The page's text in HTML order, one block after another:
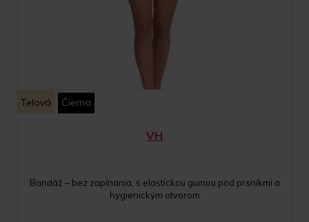
Telová Čierna
VH
Bandáž – bez zapínania, s elastickou gumou pod prsníkmi a
hygienickým otvorom